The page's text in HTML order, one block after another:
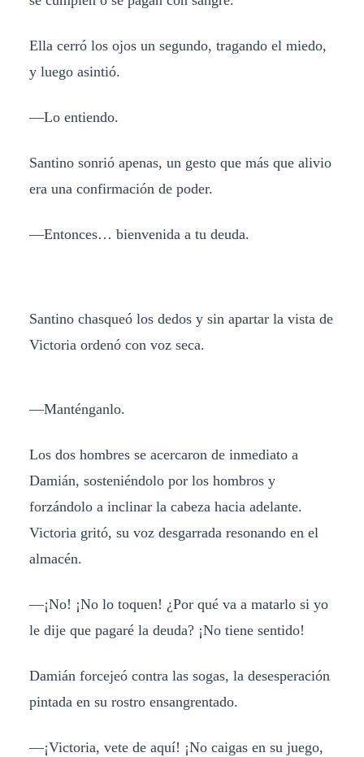
Ella cerró los ojos un segundo, tragando el miedo,
y luego asintió.
—Lo entiendo.
Santino sonrió apenas, un gesto que más que alivio
era una confirmación de poder.
—Entonces… bienvenida a tu deuda.
Santino chasqueó los dedos y sin apartar la vista de
Victoria ordenó con voz seca.
—Manténganlo.
Los dos hombres se acercaron de inmediato a
Damián, sosteniéndolo por los hombros y
forzándolo a inclinar la cabeza hacia adelante.
Victoria gritó, su voz desgarrada resonando en el
almacén.
—¡No! ¡No lo toquen! ¿Por qué va a matarlo si yo
le dije que pagaré la deuda? ¡No tiene sentido!
Damián forcejeó contra las sogas, la desesperación
pintada en su rostro ensangrentado.
—¡Victoria, vete de aquí! ¡No caigas en su juego,